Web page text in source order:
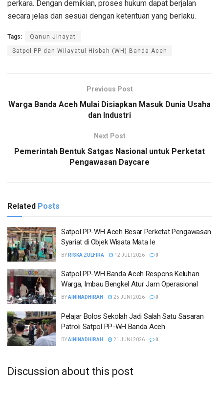
perkara. Dengan demikian, proses hukum dapat berjalan
secara jelas dan sesuai dengan ketentuan yang berlaku.
Tags: Qanun Jinayat
Satpol PP dan Wilayatul Hisbah (WH) Banda Aceh
Previous Post
Warga Banda Aceh Mulai Disiapkan Masuk Dunia Usaha
dan Industri
Next Post
Pemerintah Bentuk Satgas Nasional untuk Perketat
Pengawasan Daycare
Related Posts
Satpol PP-WH Aceh Besar Perketat Pengawasan
Syariat di Objek Wisata Mata Ie
BY RISKA ZULFIRA 12 JULI 2026 0
Satpol PP-WH Banda Aceh Respons Keluhan
Warga, Imbau Bengkel Atur Jam Operasional
BYAININADHIRAH 25 JUNI 2026 0
Pelajar Bolos Sekolah Jadi Salah Satu Sasaran
Patroli Satpol PP-WH Banda Aceh
BYAININADHIRAH 21 JUNI 2026 0
Discussion about this post